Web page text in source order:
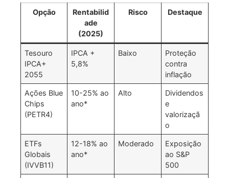
Opção
Rentabilid
ade
(2025)
Risco Destaque
Tesouro
IPCA+
2055
IPCA +
5,8%
Baixo
Proteção
contra
inflação
Ações Blue
Chips
(PETR4)
10-25% ao
ano*
Alto
Dividendos
e
valorizaçã
o
ETFs
Globais
(IVVB11)
12-18% ao
ano*
Moderado
Exposição
ao S&P
500